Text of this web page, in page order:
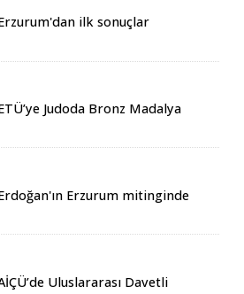
ilk sonuçlar
Judoda Bronz Madalya
Erzurum mitinginde
Uluslararası Davetli